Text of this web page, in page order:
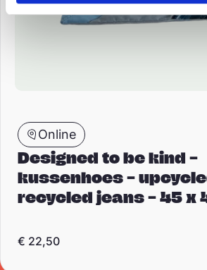
Online
Designed to be kind –
kussenhoes –
recycled jeans – 45 x
€ 22,50